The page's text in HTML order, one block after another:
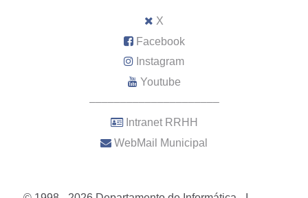
X
Facebook
Instagram
Youtube
–––––––––––––––––––––
Intranet RRHH
WebMail Municipal